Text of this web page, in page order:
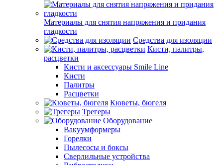
Материалы для снятия напряжения и придания
гладкости
Средства для изоляции
Кисти, палитры,
расцветки
Кисти и аксессуары Smile Line
Кисти
Палитры
Расцветки
Кюветы, бюгеля
Трегеры
Оборудование
Вакуумформеры
Горелки
Пылесосы и боксы
Сверлильные устройства